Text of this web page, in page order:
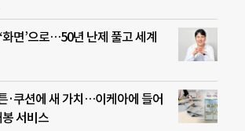
화면’으로…50년 난제 풀고 세계
·쿠션에 새 가치…이케아에 들어
서비스